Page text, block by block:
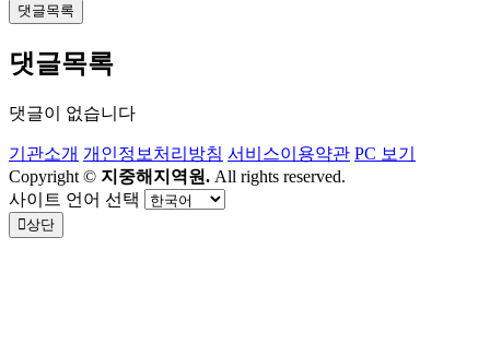
댓글목록
댓글목록
댓글이 없습니다
기관소개 개인정보처리방침 서비스이용약관 PC 보기
Copyright © 지중해지역원. All rights reserved.
사이트 언어 선택
상단